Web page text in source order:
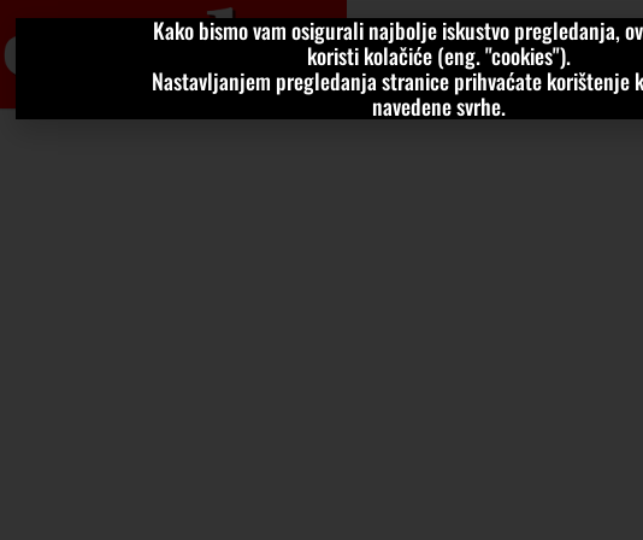
VIJESTI KOLUMNE
Kako bismo vam osigurali najbolje iskustvo pregledanja,
koristi kolačiće (eng. "cookies").
Nastavljanjem pregledanja stranice prihvaćate korištenje
navedene svrhe.